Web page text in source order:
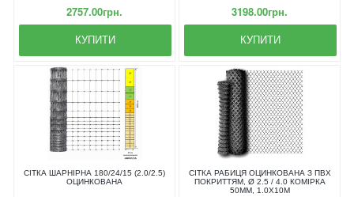
2757.00грн.
КУПИТИ
3198.00грн.
КУПИТИ
СІТКА ШАРНІРНА 180/24/15 (2.0/2.5)
ОЦИНКОВАНА
СІТКА РАБИЦЯ ОЦИНКОВАНА З ПВХ
ПОКРИТТЯМ, Ø 2.5 / 4.0 КОМІРКА
50ММ, 1.0Х10М